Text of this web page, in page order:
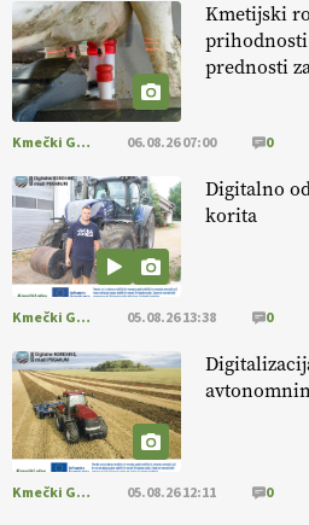
KMETIJSKA LIGA
KMETIJSKE EKIPE
KMETIJSKA LIGA
EVROPA
EKOloško = logično:
B'ZGAR
EKOloško = logično:
RAKARI
EKOloško = logično:
MIZA "Zakaj so
podcenjeni?"
Kmetijski
prednosti
Kmečki Glas 06.08.26 07:00 0
Digitalno
korita
Kmečki Glas 05.08.26 13:38 0
Kmečki Glas 05.08.26 12:11 0